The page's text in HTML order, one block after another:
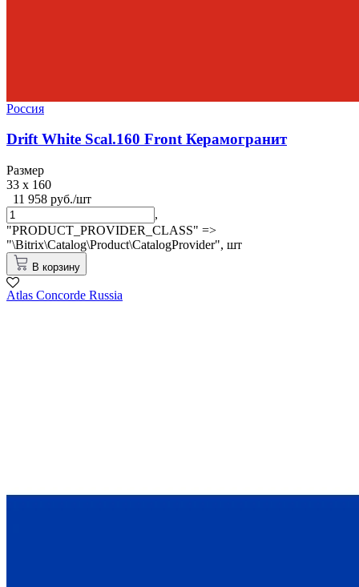
Россия
Drift White Scal.160 Front Керамогранит
Размер
33 x 160
11 958 руб./шт
,
"PRODUCT_PROVIDER_CLASS" =>
"\Bitrix\Catalog\Product\CatalogProvider", шт
В корзину
Atlas Concorde Russia